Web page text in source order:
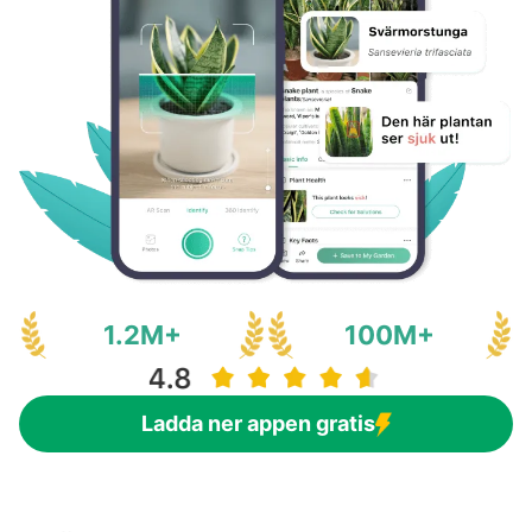
fruktbärande potential.
skötsel efter avläggning ökar
framgångsgraden, vilket leder till en
robust tillväxt av pouteria campechiana.
1.2M+ 100M+
Ladda ner appen gratis